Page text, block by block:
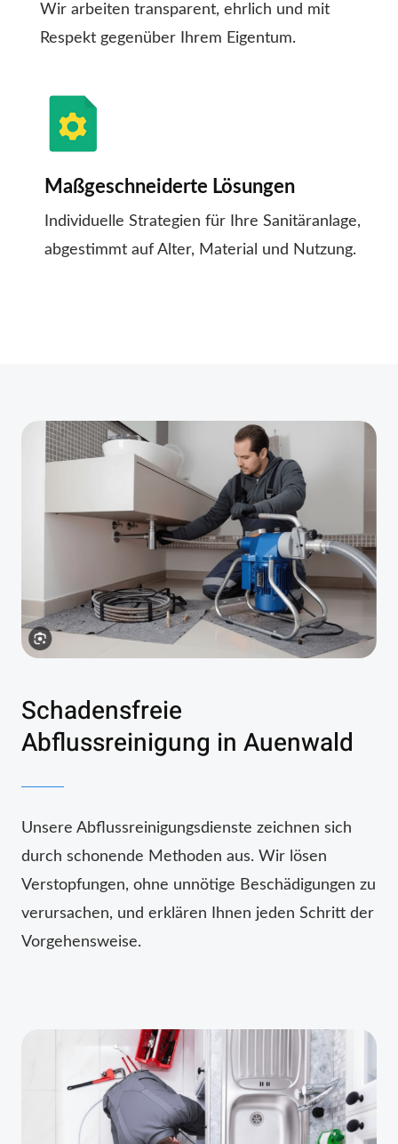
Wir arbeiten transparent, ehrlich und mit
Respekt gegenüber Ihrem Eigentum.
Maßgeschneiderte Lösungen
Individuelle Strategien für Ihre Sanitäranlage,
abgestimmt auf Alter, Material und Nutzung.
Schadensfreie
Abflussreinigung in Auenwald
Unsere Abflussreinigungsdienste zeichnen sich
durch schonende Methoden aus. Wir lösen
Verstopfungen, ohne unnötige Beschädigungen zu
verursachen, und erklären Ihnen jeden Schritt der
Vorgehensweise.